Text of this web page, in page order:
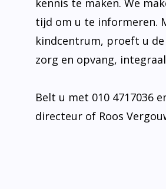
kennis te maken. We
tijd om u te informeren.
kindcentrum, proeft u
zorg en opvang,
Belt u met 010 4717036
directeur of Roos